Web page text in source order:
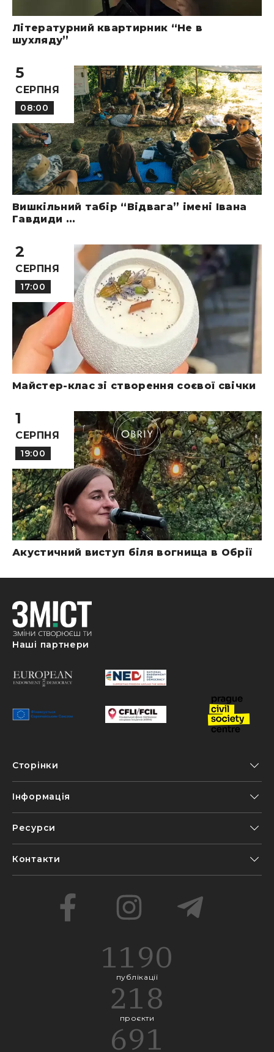
Літературний квартирник “Не в
шухляду”
5
СЕРПНЯ
08:00
Вишкільний табір “Відвага” імені Івана
Гавдиди ...
2
СЕРПНЯ
17:00
Майстер-клас зі створення соєвої свічки
1
СЕРПНЯ
19:00
Акустичний виступ біля вогнища в Обрії
Наші партнери
Сторінки
Інформація
Ресурси
Контакти
1190
публікації
218
проєкти
691